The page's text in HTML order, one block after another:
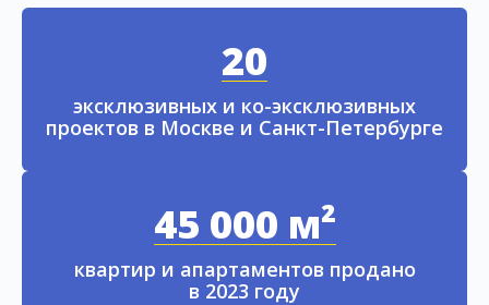
20
эксклюзивных и ко-эксклюзивных
проектов в Москве и Санкт-Петербурге
45 000 м²
квартир и апартаментов продано
в 2023 году